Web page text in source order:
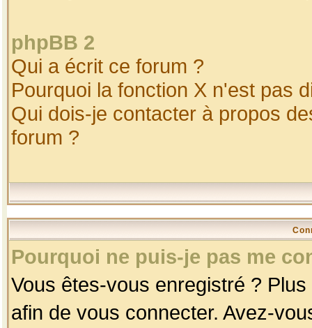
phpBB 2
Qui a écrit ce forum ?
Pourquoi la fonction X n'est pas
Qui dois-je contacter à propos
forum ?
Pourquoi ne puis-je pas me
Vous êtes-vous enregistré ?
afin de vous connecter. Avez-